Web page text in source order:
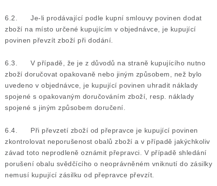
6.2. Je-li prodávající podle kupní smlouvy povinen dodat
zboží na místo určené kupujícím v objednávce, je kupující
povinen převzít zboží při dodání.
6.3. V případě, že je z důvodů na straně kupujícího nutno
zboží doručovat opakovaně nebo jiným způsobem, než bylo
uvedeno v objednávce, je kupující povinen uhradit náklady
spojené s opakovaným doručováním zboží, resp. náklady
spojené s jiným způsobem doručení.
6.4. Při převzetí zboží od přepravce je kupující povinen
zkontrolovat neporušenost obalů zboží a v případě jakýchkoliv
závad toto neprodleně oznámit přepravci. V případě shledání
porušení obalu svědčícího o neoprávněném vniknutí do zásilky
nemusí kupující zásilku od přepravce převzít.